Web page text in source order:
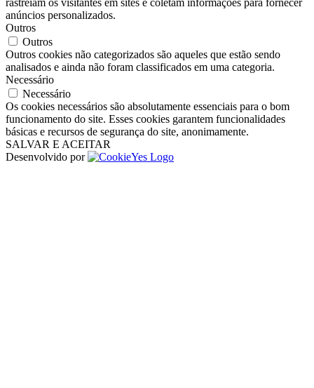
anúncios personalizados.
Outros
Outros
Outros cookies não categorizados são aqueles que estão sendo
analisados ​​e ainda não foram classificados em uma categoria.
Necessário
Necessário
Os cookies necessários são absolutamente essenciais para o bom
funcionamento do site. Esses cookies garantem funcionalidades
básicas e recursos de segurança do site, anonimamente.
SALVAR E ACEITAR
Desenvolvido por